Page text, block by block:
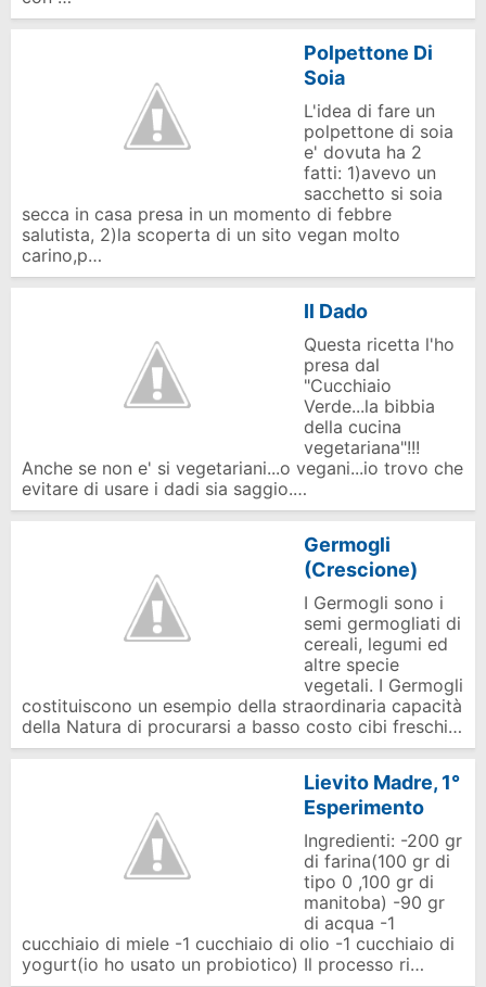
Polpettone Di
Soia
L'idea di fare un
polpettone di soia
e' dovuta ha 2
fatti: 1)avevo un
sacchetto si soia
secca in casa presa in un momento di febbre
salutista, 2)la scoperta di un sito vegan molto
carino,p…
Il Dado
Questa ricetta l'ho
presa dal
"Cucchiaio
Verde...la bibbia
della cucina
vegetariana"!!!
Anche se non e' si vegetariani...o vegani...io trovo che
evitare di usare i dadi sia saggio.…
Germogli
(Crescione)
I Germogli sono i
semi germogliati di
cereali, legumi ed
altre specie
vegetali. I Germogli
costituiscono un esempio della straordinaria capacità
della Natura di procurarsi a basso costo cibi freschi…
Lievito Madre, 1°
Esperimento
Ingredienti: -200 gr
di farina(100 gr di
tipo 0 ,100 gr di
manitoba) -90 gr
di acqua -1
cucchiaio di miele -1 cucchiaio di olio -1 cucchiaio di
yogurt(io ho usato un probiotico) Il processo ri…